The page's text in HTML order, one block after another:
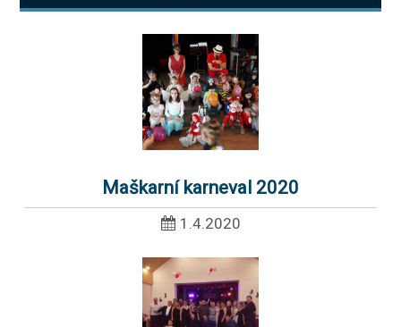
Maškarní karneval 2020
1.4.2020